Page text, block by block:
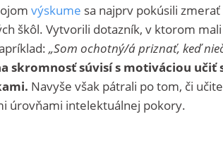
výskume sa najprv pokúsili zmerať
škôl. Vytvorili dotazník, v ktorom mali
„Som ochotný/á priznať, keď
skromnosť súvisí s motiváciou učiť
Navyše však pátrali po tom, či
úrovňami intelektuálnej pokory.